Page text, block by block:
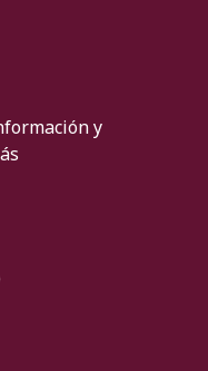
y